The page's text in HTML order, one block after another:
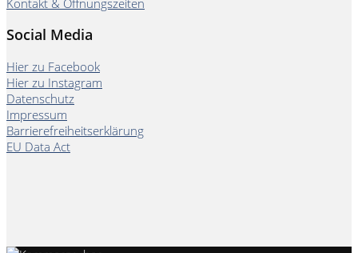
Social Media
Hier zu Facebook
Hier zu Instagram
Datenschutz
Impressum
Barrierefreiheitserklärung
EU Data Act